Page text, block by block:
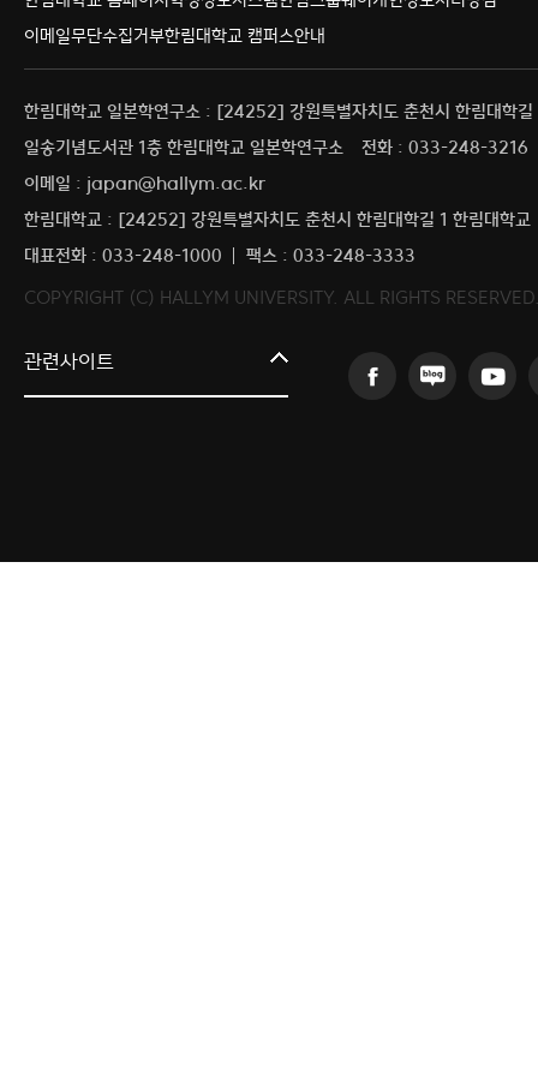
이메일무단수집거부한림대학교 캠퍼스안내
한림대학교 일본학연구소 : [24252] 강원특별자치도 춘천시 한림대학길
일송기념도서관 1층 한림대학교 일본학연구소
전화 : 033-248-3216
이메일 : japan@hallym.ac.kr
한림대학교 : [24252] 강원특별자치도 춘천시 한림대학길 1 한림대학교
대표전화 : 033-248-1000
팩스 : 033-248-3333
COPYRIGHT (C) HALLYM UNIVERSITY. ALL RIGHTS
관련사이트
커뮤니티교육원